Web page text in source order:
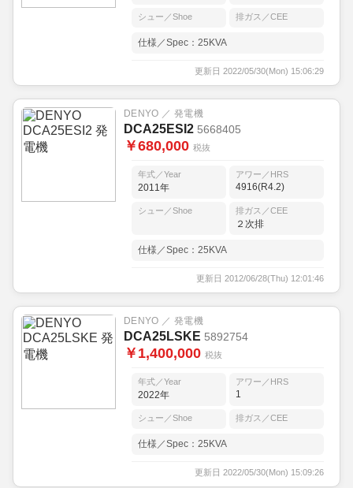
シュー／Shoe 排ガス／CEE
仕様／Spec：25KVA
更新日 2022/05/30(Mon) 15:06:29
DENYO ／ 発電機
DCA25ESI2 5668405
￥680,000 税抜
年式／Year
2011年
アワー／HRS
4916(R4.2)
シュー／Shoe 排ガス／CEE
２次排
仕様／Spec：25KVA
更新日 2012/06/28(Thu) 12:01:46
DENYO ／ 発電機
DCA25LSKE 5892754
￥1,400,000 税抜
年式／Year
2022年
アワー／HRS
1
シュー／Shoe 排ガス／CEE
仕様／Spec：25KVA
更新日 2022/05/30(Mon) 15:09:26